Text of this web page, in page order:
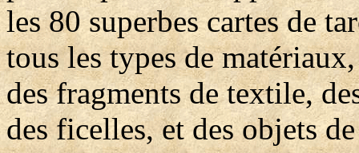
les 80 superbes cartes de
tous les types de
des fragments de textile,
des ficelles, et des objets